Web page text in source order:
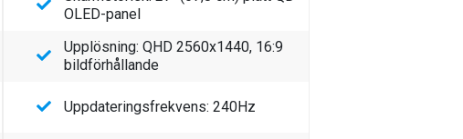
OLED-panel
Upplösning: QHD 2560x1440, 16:9
bildförhållande
Uppdateringsfrekvens: 240Hz